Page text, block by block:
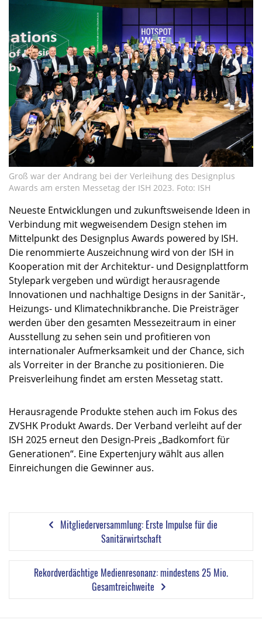
Groß war der Andrang bei der Verleihung des Designplus
Awards am ersten Messetag der ISH 2023. Foto: ISH
Neueste Entwicklungen und zukunftsweisende Ideen in
Verbindung mit wegweisendem Design stehen im
Mittelpunkt des Designplus Awards powered by ISH.
Die renommierte Auszeichnung wird von der ISH in
Kooperation mit der Architektur- und Designplattform
Stylepark vergeben und würdigt herausragende
Innovationen und nachhaltige Designs in der Sanitär-,
Heizungs- und Klimatechnikbranche. Die Preisträger
werden über den gesamten Messezeitraum in einer
Ausstellung zu sehen sein und profitieren von
internationaler Aufmerksamkeit und der Chance, sich
als Vorreiter in der Branche zu positionieren. Die
Preisverleihung findet am ersten Messetag statt.
Herausragende Produkte stehen auch im Fokus des
ZVSHK Produkt Awards. Der Verband verleiht auf der
ISH 2025 erneut den Design-Preis „Badkomfort für
Generationen“. Eine Expertenjury wählt aus allen
Einreichungen die Gewinner aus.
Mitgliederversammlung: Erste Impulse für die
Sanitärwirtschaft
Rekordverdächtige Medienresonanz: mindestens 25 Mio.
Gesamtreichweite